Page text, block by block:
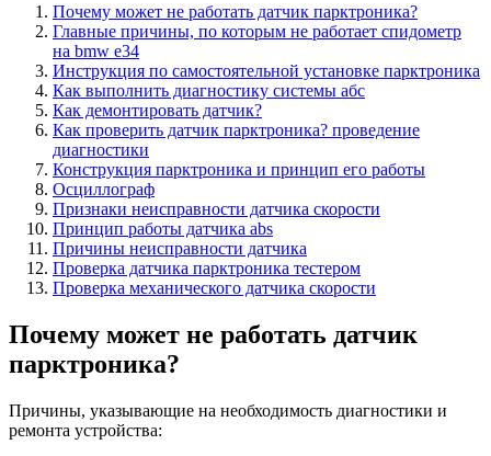
Почему может не работать датчик парктроника?
Главные причины, по которым не работает спидометр
на bmw e34
Инструкция по самостоятельной установке парктроника
Как выполнить диагностику системы абс
Как демонтировать датчик?
Как проверить датчик парктроника? проведение
диагностики
Конструкция парктроника и принцип его работы
Осциллограф
Признаки неисправности датчика скорости
Принцип работы датчика abs
Причины неисправности датчика
Проверка датчика парктроника тестером
Проверка механического датчика скорости
Почему может не работать датчик
парктроника?
Причины, указывающие на необходимость диагностики и
ремонта устройства: